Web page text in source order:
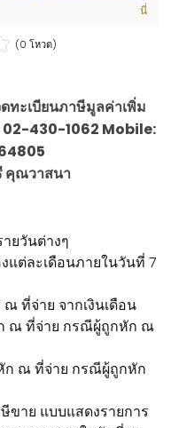
นี่
(0 โหวต)
ทะเบียนภาษีมูลค่าเพิ่ม
02-430-1062 Mobile:
คุณวาสนา
ยวันต่างๆ
ต่ละเดือนภายในวันที่ 7
ที่จ่าย จากเงินเดือน
ณ ที่จ่าย กรณีผู้ถูกหัก ณ
ก ณ ที่จ่าย กรณีผู้ถูกหัก
ขาย แบบแสดงรายการ